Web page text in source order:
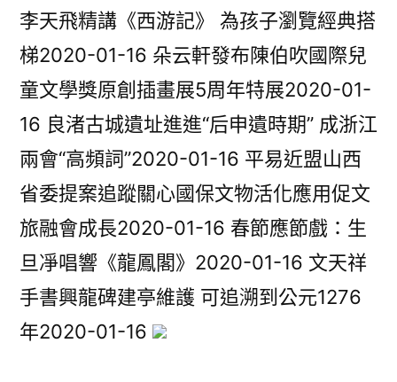
李天飛精講《西游記》 為孩子瀏覽經典搭
梯2020-01-16 朵云軒發布陳伯吹國際兒
童文學獎原創插畫展5周年特展2020-01-
16 良渚古城遺址進進“后申遺時期” 成浙江
兩會“高頻詞”2020-01-16 平易近盟山西
省委提案追蹤關心國保文物活化應用促文
旅融會成長2020-01-16 春節應節戲：生
旦凈唱響《龍鳳閣》2020-01-16 文天祥
手書興龍碑建亭維護 可追溯到公元1276
年2020-01-16